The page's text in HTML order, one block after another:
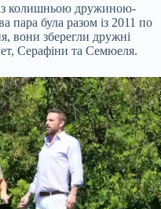
колишньою дружиною-
пара була разом із 2011 по
вони зберегли дружні
Серафіни та Семюеля.